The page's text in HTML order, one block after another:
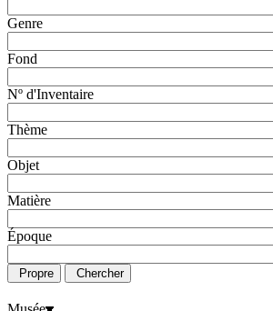
Genre
Fond
Nº d'Inventaire
Thème
Objet
Matière
Époque
Propre Chercher